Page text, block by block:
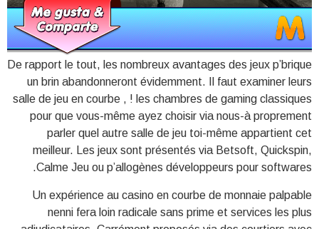
De rapport le tout, les nombreux avantages des jeux p’brique
un brin abandonneront évidemment. Il faut examiner leurs
salle de jeu en courbe , ! les chambres de gaming classiques
pour que vous-même ayez choisir via nous-à proprement
parler quel autre salle de jeu toi-même appartient cet
meilleur. Les jeux sont présentés via Betsoft, Quickspin,
Calme Jeu ou p’allogènes développeurs pour softwares.
Un expérience au casino en courbe de monnaie palpable
nenni fera loin radicale sans prime et services les plus